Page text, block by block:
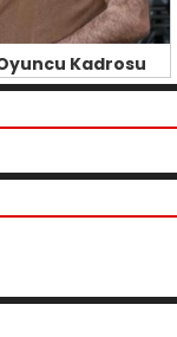
Kadrosu